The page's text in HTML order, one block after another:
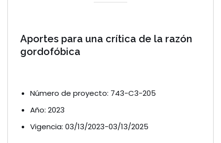
Aportes para una crítica de la razón
gordofóbica
Número de proyecto: 743-C3-205
Año: 2023
Vigencia: 03/13/2023-03/13/2025